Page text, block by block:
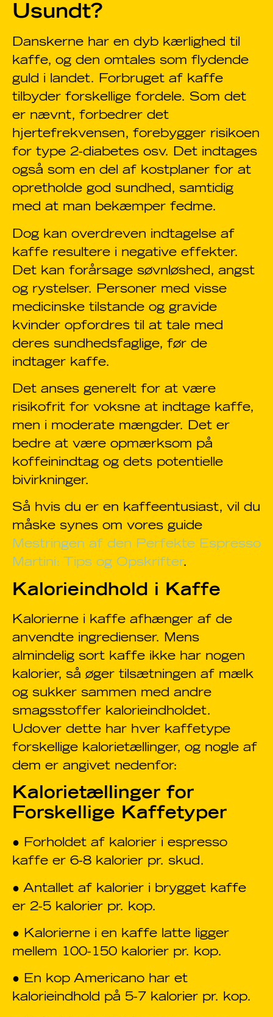
Usundt?
Danskerne har en dyb kærlighed til
kaffe, og den omtales som flydende
guld i landet. Forbruget af kaffe
tilbyder forskellige fordele. Som det
er nævnt, forbedrer det
hjertefrekvensen, forebygger risikoen
for type 2-diabetes osv. Det indtages
også som en del af kostplaner for at
opretholde god sundhed, samtidig
med at man bekæmper fedme.
Dog kan overdreven indtagelse af
kaffe resultere i negative effekter.
Det kan forårsage søvnløshed, angst
og rystelser. Personer med visse
medicinske tilstande og gravide
kvinder opfordres til at tale med
deres sundhedsfaglige, før de
indtager kaffe.
Det anses generelt for at være
risikofrit for voksne at indtage kaffe,
men i moderate mængder. Det er
bedre at være opmærksom på
koffeinindtag og dets potentielle
bivirkninger.
Så hvis du er en kaffeentusiast, vil du
måske synes om vores guide
Mestringen af den Perfekte Espresso
Martini: Tips og Opskrifter.
Kalorieindhold i Kaffe
Kalorierne i kaffe afhænger af de
anvendte ingredienser. Mens
almindelig sort kaffe ikke har nogen
kalorier, så øger tilsætningen af mælk
og sukker sammen med andre
smagsstoffer kalorieindholdet.
Udover dette har hver kaffetype
forskellige kalorietællinger, og nogle af
dem er angivet nedenfor:
Kalorietællinger for
Forskellige Kaffetyper
● Forholdet af kalorier i espresso
kaffe er 6-8 kalorier pr. skud.
● Antallet af kalorier i brygget kaffe
er 2-5 kalorier pr. kop.
● Kalorierne i en kaffe latte ligger
mellem 100-150 kalorier pr. kop.
● En kop Americano har et
kalorieindhold på 5-7 kalorier pr. kop.